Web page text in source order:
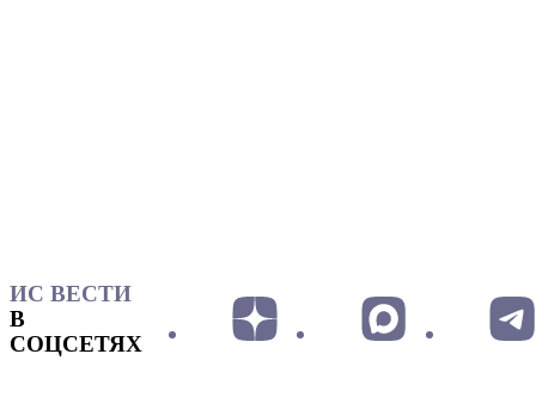
ИС ВЕСТИ
В
СОЦСЕТЯХ